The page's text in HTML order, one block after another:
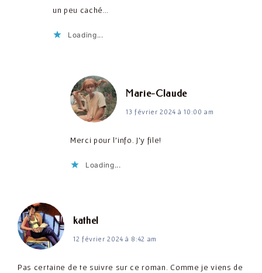
un peu caché…
Loading...
Marie-Claudedit :
13 février 2024 à 10:00 am
Merci pour l’info. J’y file!
Loading...
kathel
12 février 2024 à 8:42 am
Pas certaine de te suivre sur ce roman. Comme je viens de